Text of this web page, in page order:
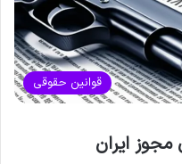
قوانین حقوقی
ایران